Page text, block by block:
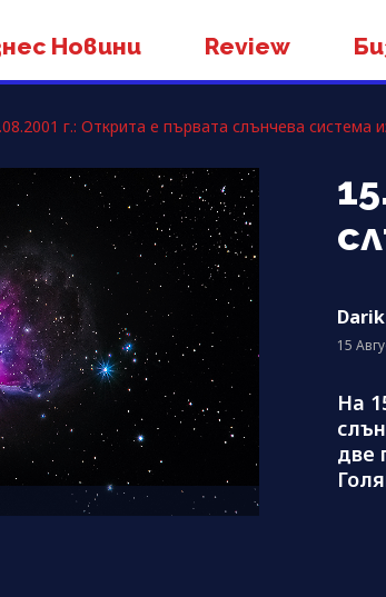
Новини Review
г.: Открита е първата слънчева система
15
На
две